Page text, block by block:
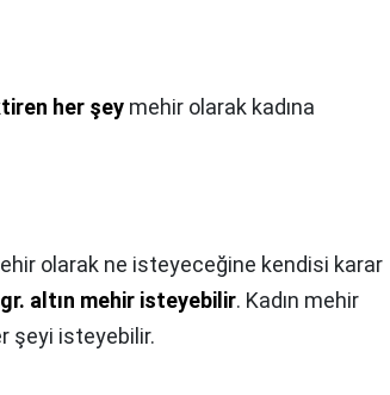
her şey mehir olarak kadına
olarak ne isteyeceğine kendisi karar
altın mehir isteyebilir. Kadın mehir
şeyi isteyebilir.